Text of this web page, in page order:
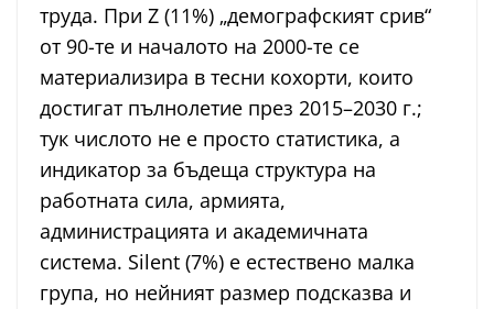
труда. При Z (11%) „демографският срив“
от 90-те и началото на 2000-те се
материализира в тесни кохорти, които
достигат пълнолетие през 2015–2030 г.;
тук числото не е просто статистика, а
индикатор за бъдеща структура на
работната сила, армията,
администрацията и академичната
система. Silent (7%) е естествено малка
група, но нейният размер подсказва и